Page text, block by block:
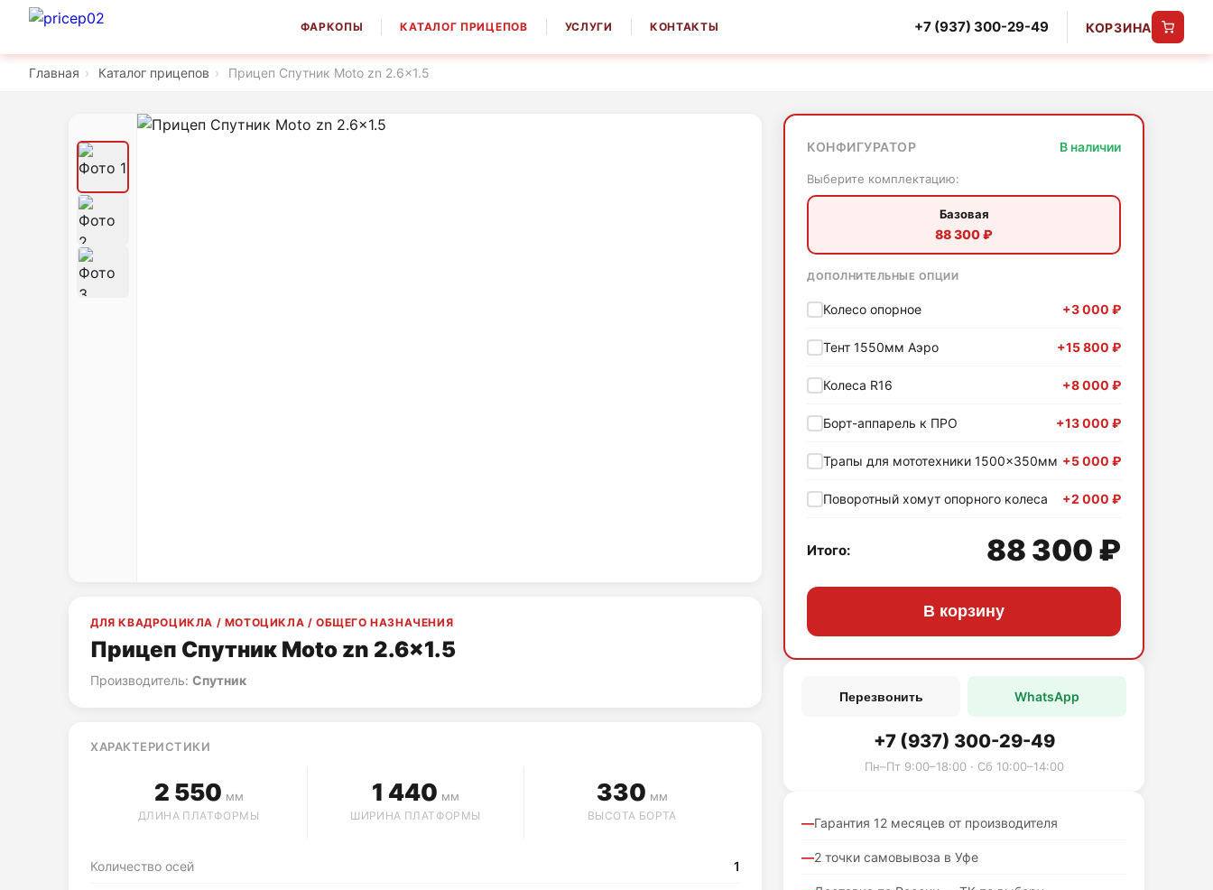
ФАРКОПЫ КАТАЛОГ ПРИЦЕПОВ УСЛУГИ КОНТАКТЫ +7 (937) 300-29-49 КОРЗИНА
Главная › Каталог прицепов › Прицеп Спутник Moto zn 2.6x1.5
ДЛЯ КВАДРОЦИКЛА / МОТОЦИКЛА / ОБЩЕГО НАЗНАЧЕНИЯ
Прицеп Спутник Moto zn 2.6x1.5
Производитель: Спутник
ХАРАКТЕРИСТИКИ
2 550 мм
ДЛИНА ПЛАТФОРМЫ
1 440 мм
ШИРИНА ПЛАТФОРМЫ
330 мм
ВЫСОТА БОРТА
Количество осей 1
КОНФИГУРАТОР В наличии
Выберите комплектацию:
Базовая
88 300 ₽
ДОПОЛНИТЕЛЬНЫЕ ОПЦИИ
Колесо опорное +3 000 ₽
Тент 1550мм Аэро +15 800 ₽
Колеса R16 +8 000 ₽
Борт-аппарель к ПРО +13 000 ₽
Трапы для мототехники 1500×350мм +5 000 ₽
Поворотный хомут опорного колеса +2 000 ₽
Итого: 88 300 ₽
В корзину
Перезвонить WhatsApp
+7 (937) 300-29-49
Пн–Пт 9:00–18:00 · Сб 10:00–14:00
Гарантия 12 месяцев от производителя
2 точки самовывоза в Уфе